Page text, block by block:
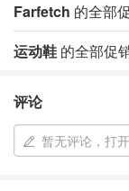
Farfetch 的全部
运动鞋 的全部促
评论
暂无评论，打